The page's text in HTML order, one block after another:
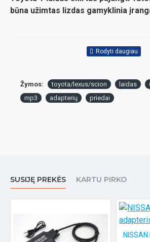
būna užimtas lizdas gamyklinia
Žymos: toyota/lexus/scion laidas
mp3
adapterių priedai
SUSIJĘ PREKĖS KARTU PIRKO